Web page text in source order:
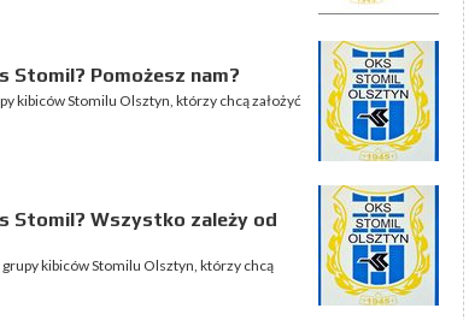
Stomil? Pomożesz nam?
kibiców Stomilu Olsztyn, którzy chcą założyć
Stomil? Wszystko zależy od
kibiców Stomilu Olsztyn, którzy chcą